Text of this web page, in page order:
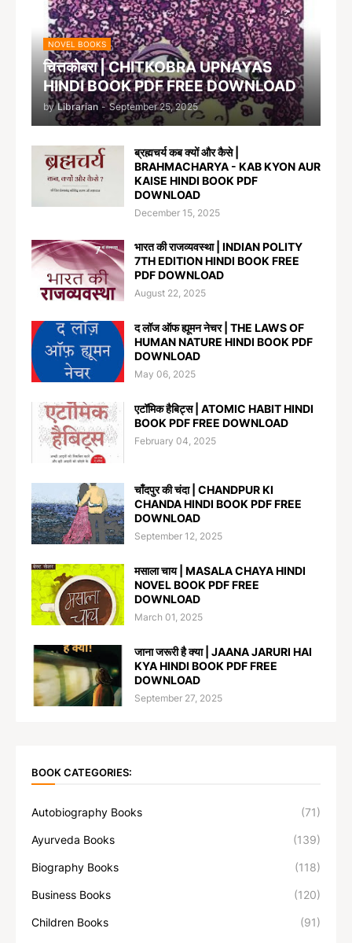
NOVEL BOOKS
चित्तकोबरा | CHITKOBRA UPNAYAS
HINDI BOOK PDF FREE DOWNLOAD
by Librarian - September 25, 2025
ब्रह्मचर्य कब क्यों और कैसे |
BRAHMACHARYA - KAB KYON AUR
KAISE HINDI BOOK PDF
DOWNLOAD
December 15, 2025
भारत की राजव्यवस्था | INDIAN POLITY
7TH EDITION HINDI BOOK FREE
PDF DOWNLOAD
August 22, 2025
द लॉज ऑफ ह्यूमन नेचर | THE LAWS OF
HUMAN NATURE HINDI BOOK PDF
DOWNLOAD
May 06, 2025
एटॉमिक हैबिट्स | ATOMIC HABIT HINDI
BOOK PDF FREE DOWNLOAD
February 04, 2025
चाँदपुर की चंदा | CHANDPUR KI
CHANDA HINDI BOOK PDF FREE
DOWNLOAD
September 12, 2025
मसाला चाय | MASALA CHAYA HINDI
NOVEL BOOK PDF FREE
DOWNLOAD
March 01, 2025
जाना जरूरी है क्या | JAANA JARURI HAI
KYA HINDI BOOK PDF FREE
DOWNLOAD
September 27, 2025
BOOK CATEGORIES:
Autobiography Books (71)
Ayurveda Books (139)
Biography Books (118)
Business Books (120)
Children Books (91)